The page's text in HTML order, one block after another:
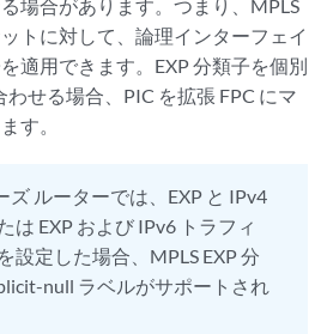
場合があります。つまり、MPLS
トに対して、論理インターフェイ
適用できます。EXP 分類子を個別
せる場合、PIC を拡張 FPC にマ
す。
ズ ルーターでは、EXP と IPv4
は EXP および IPv6 トラフィ
設定した場合、MPLS EXP 分
null ラベルがサポートされ